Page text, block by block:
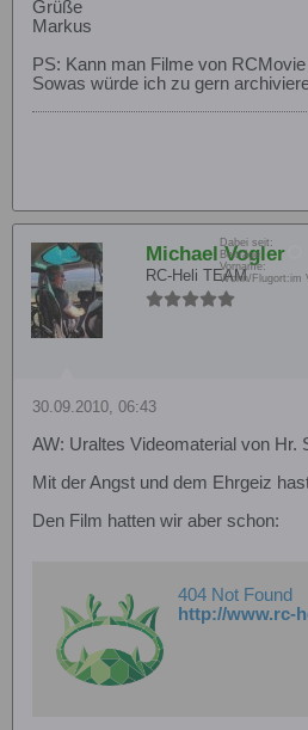
Grüße
Markus
PS: Kann man Filme von
Sowas würde ich zu gern
Michael Vogler
RC-Heli TEAM
Dabei seit:
Beiträge:
Vorname:
Wohn/Flugort:im
30.09.2010, 06:43
AW: Uraltes Videomaterial von Hr.
Mit der Angst und dem Ehrgeiz
Den Film hatten wir aber schon:
404 Not Found